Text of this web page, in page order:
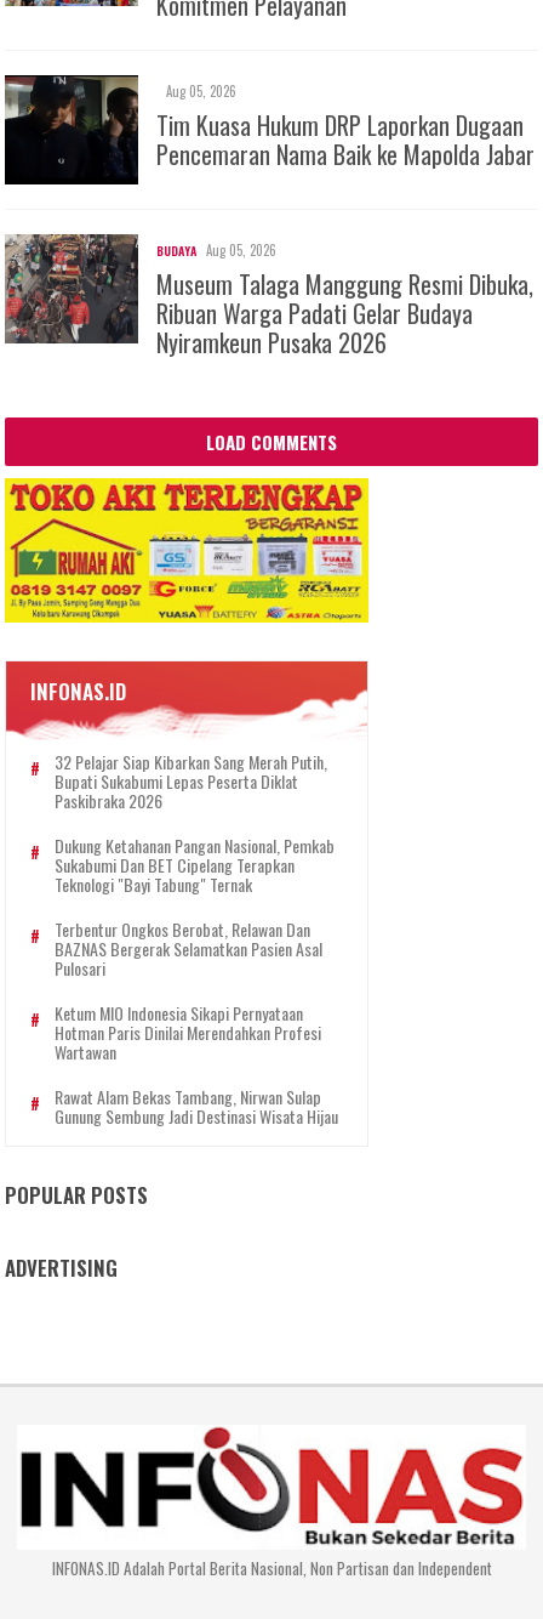
Aug 05, 2026
Tim Kuasa Hukum DRP Laporkan Dugaan
Pencemaran Nama Baik ke Mapolda Jabar
BUDAYA Aug 05, 2026
Museum Talaga Manggung Resmi Dibuka,
Ribuan Warga Padati Gelar Budaya
Nyiramkeun Pusaka 2026
LOAD COMMENTS
INFONAS.ID
32 Pelajar Siap Kibarkan Sang Merah Putih,
Bupati Sukabumi Lepas Peserta Diklat
Paskibraka 2026
Dukung Ketahanan Pangan Nasional, Pemkab
Sukabumi Dan BET Cipelang Terapkan
Teknologi "Bayi Tabung" Ternak
Terbentur Ongkos Berobat, Relawan Dan
BAZNAS Bergerak Selamatkan Pasien Asal
Pulosari
Ketum MIO Indonesia Sikapi Pernyataan
Hotman Paris Dinilai Merendahkan Profesi
Wartawan
Rawat Alam Bekas Tambang, Nirwan Sulap
Gunung Sembung Jadi Destinasi Wisata Hijau
POPULAR POSTS
ADVERTISING
INFONAS.ID Adalah Portal Berita Nasional, Non Partisan dan Independent